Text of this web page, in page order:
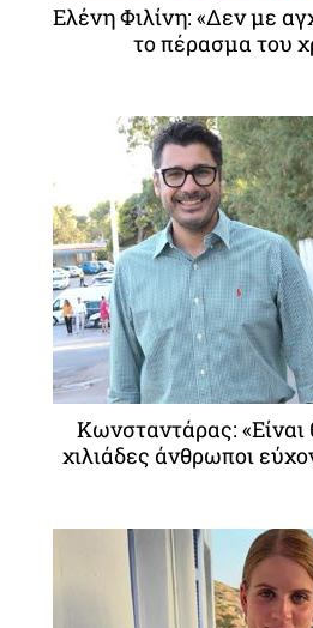
Ελένη Φιλίνη: «Δεν με
το πέρασμα του
Κωνσταντάρας: «Είναι
χιλιάδες άνθρωποι